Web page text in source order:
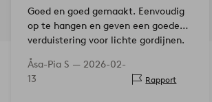
Goed en goed gemaakt. Eenvoudig
op te hangen en geven een goede
verduistering voor lichte gordijnen.
Åsa-Pia S — 2026-02-
13
Rapport